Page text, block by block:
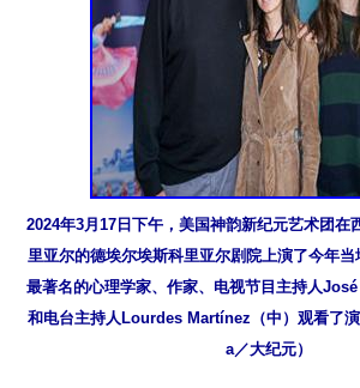
2024年3月17日下午，美国神韵新纪元艺术团在
里亚尔的德埃尔埃斯科里亚尔剧院上演了今年
最著名的心理学家、作家、电视节目主持人
和电台主持人Lourdes Martínez（中）观看了
a／大纪元）